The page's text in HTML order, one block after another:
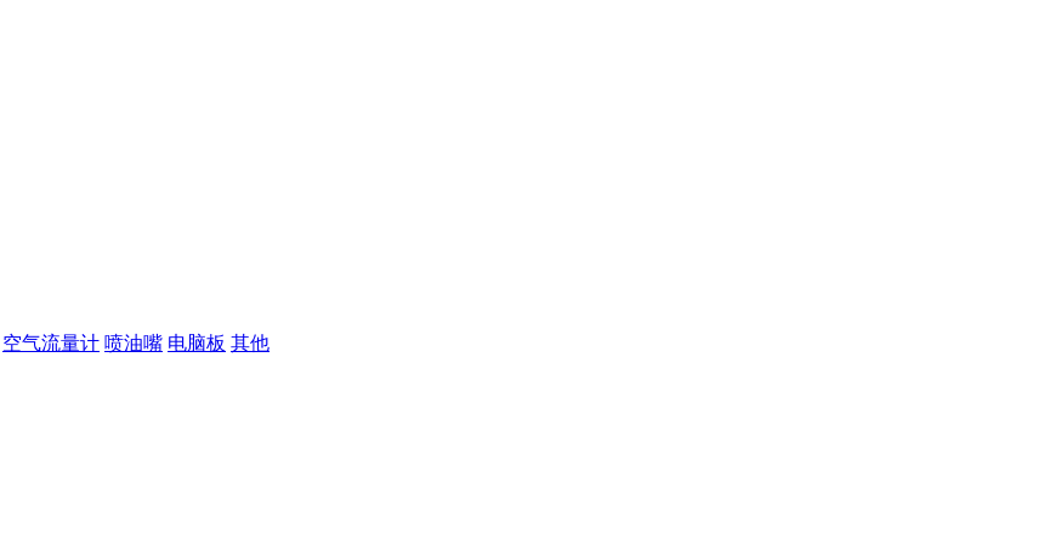
空气流量计 喷油嘴 电脑板 其他